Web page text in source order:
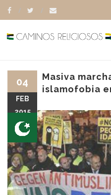
Masiva
islamofobia
04
FEB
2015